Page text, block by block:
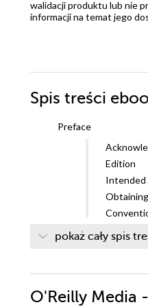
walidacji produktu lub nie
informacji na temat jego
Spis treści
Preface
Edition
Intended
OReilly
pokaż cały spis
O'Reilly Media